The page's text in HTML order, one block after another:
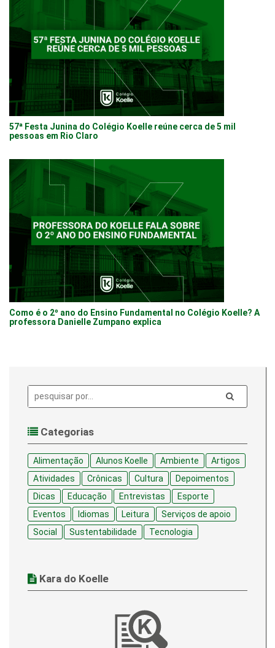
57ª Festa Junina do Colégio Koelle reúne cerca de 5 mil
pessoas em Rio Claro
Como é o 2º ano do Ensino Fundamental no Colégio Koelle? A
professora Danielle Zumpano explica
Pesquisa:
Categorias
Alimentação Alunos Koelle Ambiente
Artigos
Atividades
Crônicas Cultura
Depoimentos
Dicas
Educação Entrevistas
Esporte
Eventos
Idiomas Leitura
Serviços de apoio
Social
Sustentabilidade Tecnologia
Kara do Koelle